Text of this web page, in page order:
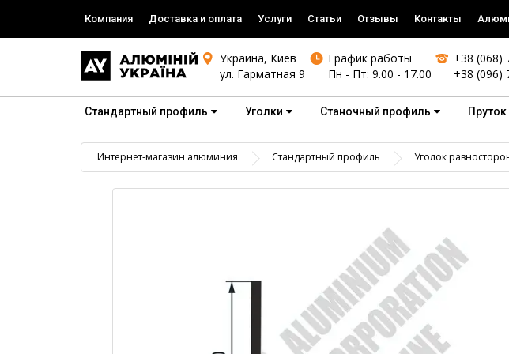
Компания Доставка и оплата Услуги Статьи Отзывы Контакты
Украина, Киев
ул. Гарматная 9
График работы
Пн - Пт: 9.00 - 17.00
+38 (068)
+38 (096)
Стандартный профиль Уголки Станочный профиль Пруток
Интернет-магазин алюминия Стандартный профиль Уголок